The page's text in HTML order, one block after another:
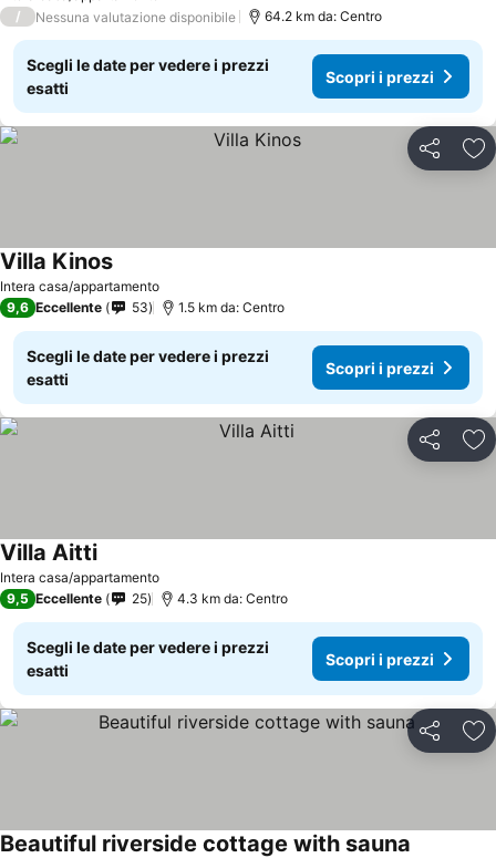
/
Nessuna valutazione disponibile 64.2 km da: Centro
Scegli le date per vedere i prezzi
esatti
Scopri i prezzi
Condividi
Intera casa/appartamento
Villa Kinos
9,6 Eccellente 53 1.5 km da: Centro
Scegli le date per vedere i prezzi
esatti
Scopri i prezzi
Condividi
Intera casa/appartamento
Villa Aitti
9,5 Eccellente 25 4.3 km da: Centro
Scegli le date per vedere i prezzi
esatti
Scopri i prezzi
Condividi
Beautiful riverside cottage with sauna